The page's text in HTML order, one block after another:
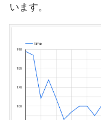
います。